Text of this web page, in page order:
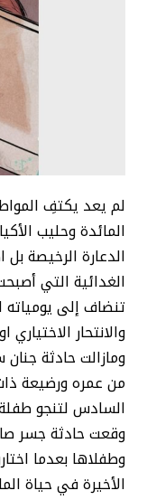
لم يعد يكتفِ
المائدة وحليب
الدعارة الرخيصة
الغدائية التي
تنضاف إلى
والانتحار
السادس لتنجو
وقعت حادثة جسر
وطفلاها بعدما
الأخيرة في حياة